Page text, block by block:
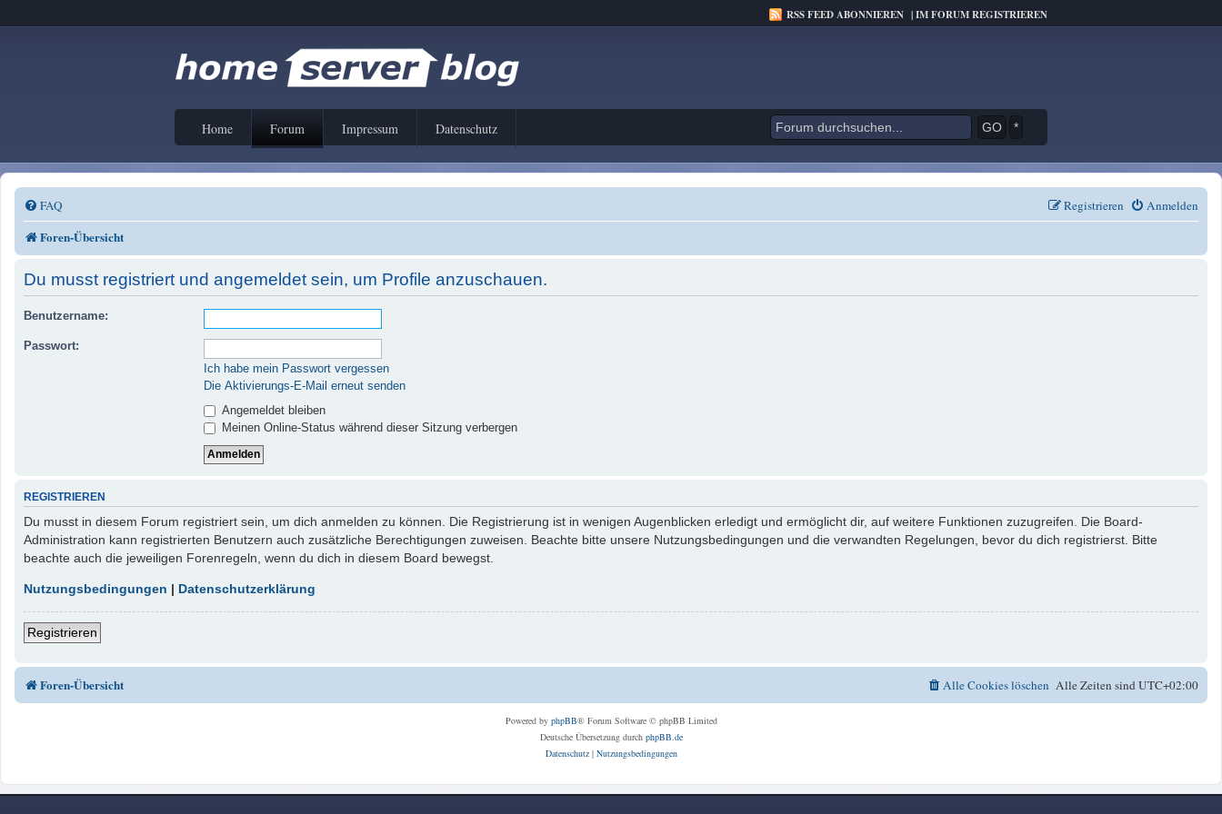
RSS FEED ABONNIEREN |IM FORUM REGISTRIEREN
Home Forum Impressum Datenschutz *
FAQ Anmelden
Registrieren
Foren-Übersicht
Du musst registriert und angemeldet sein, um Profile anzuschauen.
Benutzername:
Passwort:
Ich habe mein Passwort vergessen
Die Aktivierungs-E-Mail erneut senden
Angemeldet bleiben
Meinen Online-Status während dieser Sitzung verbergen
REGISTRIEREN
Du musst in diesem Forum registriert sein, um dich anmelden zu können. Die Registrierung ist in wenigen Augenblicken erledigt und ermöglicht dir, auf weitere Funktionen zuzugreifen. Die Board-
Administration kann registrierten Benutzern auch zusätzliche Berechtigungen zuweisen. Beachte bitte unsere Nutzungsbedingungen und die verwandten Regelungen, bevor du dich registrierst. Bitte
beachte auch die jeweiligen Forenregeln, wenn du dich in diesem Board bewegst.
Nutzungsbedingungen | Datenschutzerklärung
Registrieren
Foren-Übersicht Alle Zeiten sindUTC+02:00
Alle Cookies löschen
Powered by phpBB® Forum Software © phpBB Limited
Deutsche Übersetzung durch phpBB.de
Datenschutz| Nutzungsbedingungen